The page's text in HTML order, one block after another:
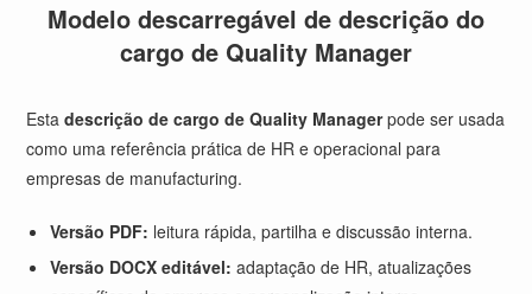
Modelo descarregável de descrição do
cargo de Quality Manager
Estadescrição de cargo de Quality Managerpode ser usada
como uma referência prática de HR e operacional para
empresas de manufacturing.
Versão PDF: leitura rápida, partilha e discussão interna.
Versão DOCX editável: adaptação de HR, atualizações